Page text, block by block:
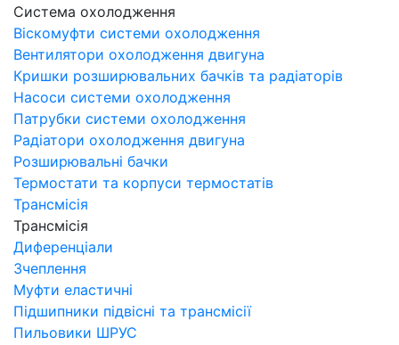
Система охолодження
Віскомуфти системи охолодження
Вентилятори охолодження двигуна
Кришки розширювальних бачків та радіаторів
Насоси системи охолодження
Патрубки системи охолодження
Радіатори охолодження двигуна
Розширювальні бачки
Термостати та корпуси термостатів
Трансмісія
Трансмісія
Диференціали
Зчеплення
Муфти еластичні
Підшипники підвісні та трансмісії
Пильовики ШРУС